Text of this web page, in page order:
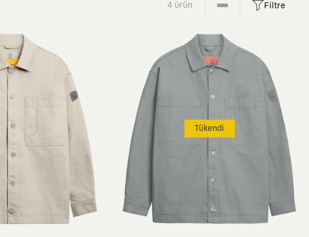
4 ürün Filtre
Tükendi